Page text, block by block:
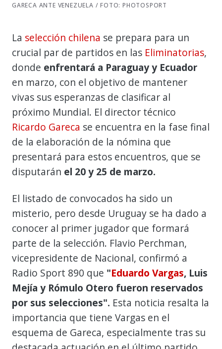
GARECA ANTE VENEZUELA / FOTO: PHOTOSPORT
La selección chilena se prepara para un
crucial par de partidos en las Eliminatorias,
donde enfrentará a Paraguay y Ecuador
en marzo, con el objetivo de mantener
vivas sus esperanzas de clasificar al
próximo Mundial. El director técnico
Ricardo Gareca se encuentra en la fase final
de la elaboración de la nómina que
presentará para estos encuentros, que se
disputarán el 20 y 25 de marzo.
El listado de convocados ha sido un
misterio, pero desde Uruguay se ha dado a
conocer al primer jugador que formará
parte de la selección. Flavio Perchman,
vicepresidente de Nacional, confirmó a
Radio Sport 890 que "Eduardo Vargas, Luis
Mejía y Rómulo Otero fueron reservados
por sus selecciones". Esta noticia resalta la
importancia que tiene Vargas en el
esquema de Gareca, especialmente tras su